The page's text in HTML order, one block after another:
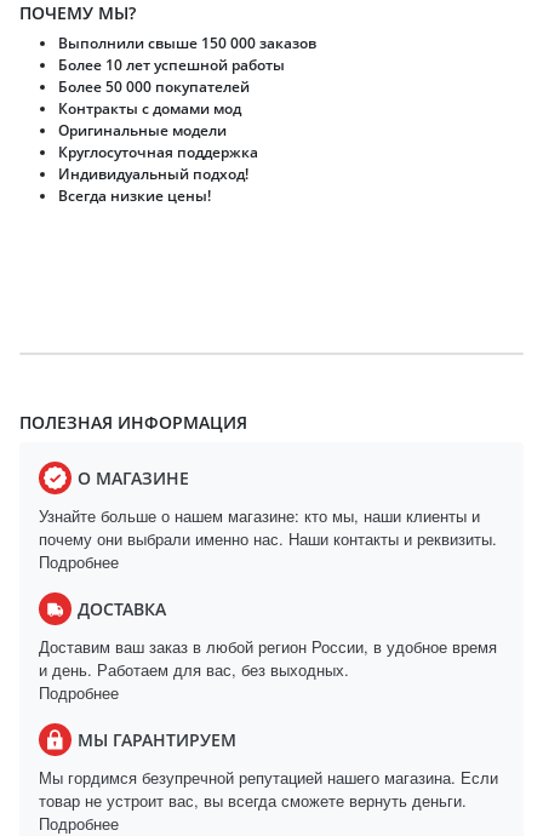
ПОЧЕМУ МЫ?
Выполнили свыше 150 000 заказов
Более 10 лет успешной работы
Более 50 000 покупателей
Контракты с домами мод
Оригинальные модели
Круглосуточная поддержка
Индивидуальный подход!
Всегда низкие цены!
ПОЛЕЗНАЯ ИНФОРМАЦИЯ
О МАГАЗИНЕ
Узнайте больше о нашем магазине: кто мы, наши клиенты и
почему они выбрали именно нас. Наши контакты и реквизиты.
Подробнее
ДОСТАВКА
Доставим ваш заказ в любой регион России, в удобное время
и день. Работаем для вас, без выходных.
Подробнее
МЫ ГАРАНТИРУЕМ
Мы гордимся безупречной репутацией нашего магазина. Если
товар не устроит вас, вы всегда сможете вернуть деньги.
Подробнее